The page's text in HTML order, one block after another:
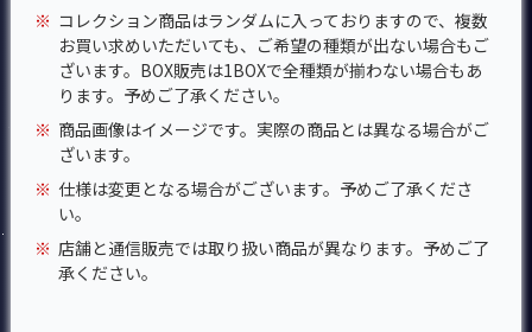
※ コレクション商品はランダムに入っておりますので、複数
お買い求めいただいても、ご希望の種類が出ない場合もご
ざいます。BOX販売は1BOXで全種類が揃わない場合もあ
ります。予めご了承ください。
※ 商品画像はイメージです。実際の商品とは異なる場合がご
ざいます。
※ 仕様は変更となる場合がございます。予めご了承くださ
い。
※ 店舗と通信販売では取り扱い商品が異なります。予めご了
承ください。